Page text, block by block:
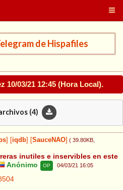
de Hispafiles
10/03/21 12:45 (Hora Local).
(4)
iqdb SauceNAO ( 39.80KB
inutiles e inservibles en este
Anónimo OP 04/03/21 16:05